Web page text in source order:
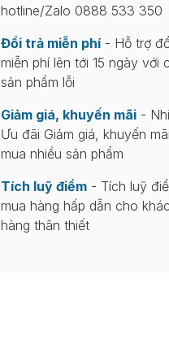
hotline/Zalo 0888 533 350
Đổi trả miễn phí- Hỗ trợ
miễn phí lên tới 15 ngày với
sản phẩm lỗi
Giảm giá, khuyến mãi -
Ưu đãi Giảm giá, khuyến
mua nhiều sản phẩm
Tích luỹ điểm - Tích luỹ
mua hàng hấp dẫn cho
hàng thân thiết